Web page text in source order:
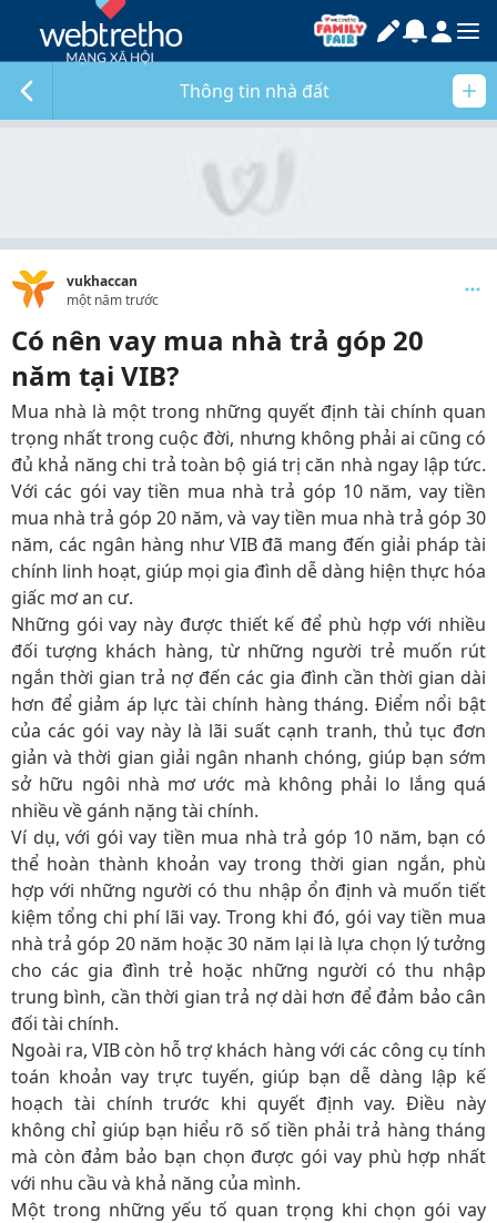
Thông tin nhà đất
vukhaccan
một năm trước
Có nên vay mua nhà trả góp 20
năm tại VIB?
Mua nhà là một trong những quyết định tài chính quan
trọng nhất trong cuộc đời, nhưng không phải ai cũng có
đủ khả năng chi trả toàn bộ giá trị căn nhà ngay lập tức.
Với các gói vay tiền mua nhà trả góp 10 năm, vay tiền
mua nhà trả góp 20 năm, và vay tiền mua nhà trả góp 30
năm, các ngân hàng như VIB đã mang đến giải pháp tài
chính linh hoạt, giúp mọi gia đình dễ dàng hiện thực hóa
giấc mơ an cư.
Những gói vay này được thiết kế để phù hợp với nhiều
đối tượng khách hàng, từ những người trẻ muốn rút
ngắn thời gian trả nợ đến các gia đình cần thời gian dài
hơn để giảm áp lực tài chính hàng tháng. Điểm nổi bật
của các gói vay này là lãi suất cạnh tranh, thủ tục đơn
giản và thời gian giải ngân nhanh chóng, giúp bạn sớm
sở hữu ngôi nhà mơ ước mà không phải lo lắng quá
nhiều về gánh nặng tài chính.
Ví dụ, với gói vay tiền mua nhà trả góp 10 năm, bạn có
thể hoàn thành khoản vay trong thời gian ngắn, phù
hợp với những người có thu nhập ổn định và muốn tiết
kiệm tổng chi phí lãi vay. Trong khi đó, gói vay tiền mua
nhà trả góp 20 năm hoặc 30 năm lại là lựa chọn lý tưởng
cho các gia đình trẻ hoặc những người có thu nhập
trung bình, cần thời gian trả nợ dài hơn để đảm bảo cân
đối tài chính.
Ngoài ra, VIB còn hỗ trợ khách hàng với các công cụ tính
toán khoản vay trực tuyến, giúp bạn dễ dàng lập kế
hoạch tài chính trước khi quyết định vay. Điều này
không chỉ giúp bạn hiểu rõ số tiền phải trả hàng tháng
mà còn đảm bảo bạn chọn được gói vay phù hợp nhất
với nhu cầu và khả năng của mình.
Một trong những yếu tố quan trọng khi chọn gói vay